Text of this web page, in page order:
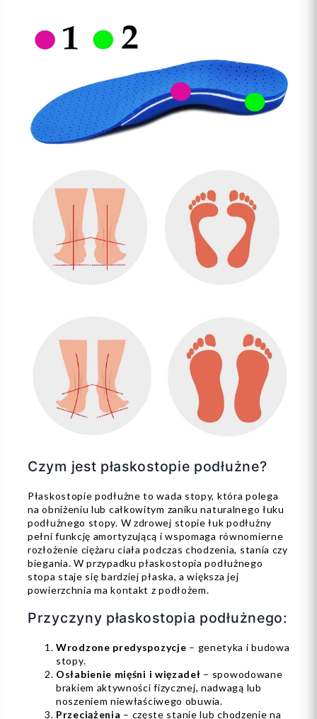
Czym jest płaskostopie podłużne?
Płaskostopie podłużne to wada stopy, która polega
na obniżeniu lub całkowitym zaniku naturalnego łuku
podłużnego stopy. W zdrowej stopie łuk podłużny
pełni funkcję amortyzującą i wspomaga równomierne
rozłożenie ciężaru ciała podczas chodzenia, stania czy
biegania. W przypadku płaskostopia podłużnego
stopa staje się bardziej płaska, a większa jej
powierzchnia ma kontakt z podłożem.
Przyczyny płaskostopia podłużnego:
Wrodzone predyspozycje – genetyka i budowa
stopy.
Osłabienie mięśni i więzadeł – spowodowane
brakiem aktywności fizycznej, nadwagą lub
noszeniem niewłaściwego obuwia.
Przeciążenia – częste stanie lub chodzenie na